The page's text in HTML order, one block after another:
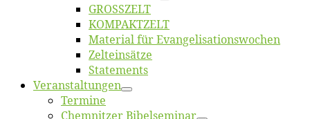
GROSSZELT
KOMPAKTZELT
Ma­te­ri­al für Evangelisationswochen
Zelt­ein­sät­ze
State­ments
Ver­an­stal­tun­gen
Ter­mi­ne
Chemnit­zer Bibelseminar